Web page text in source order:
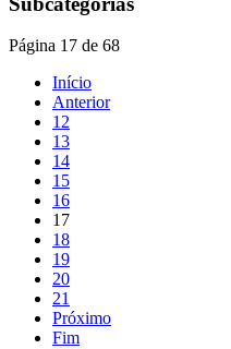
Página 17 de 68
Início
Anterior
12
13
14
15
16
17
18
19
20
21
Próximo
Fim